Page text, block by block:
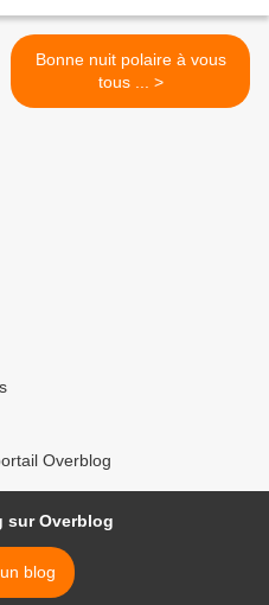
Bonne nuit polaire à vous
tous ... >
Overblog
sur Overblog
blog